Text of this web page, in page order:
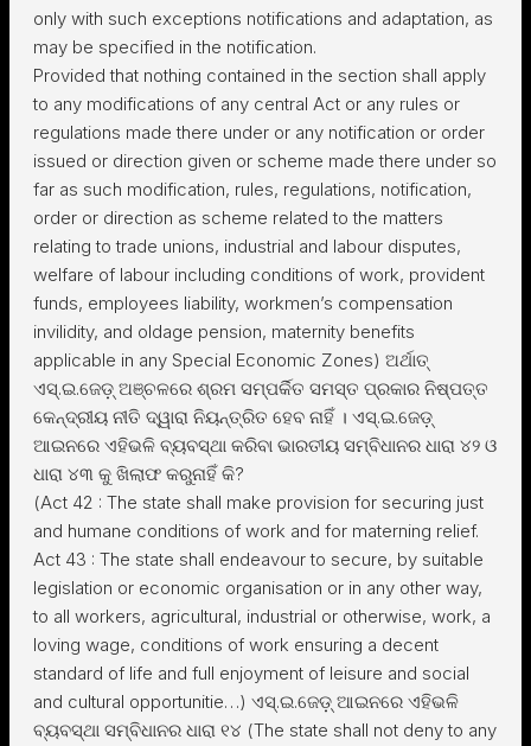
only with such exceptions notifications and adaptation, as
may be specified in the notification.
Provided that nothing contained in the section shall apply
to any modifications of any central Act or any rules or
regulations made there under or any notification or order
issued or direction given or scheme made there under so
far as such modification, rules, regulations, notification,
order or direction as scheme related to the matters
relating to trade unions, industrial and labour disputes,
welfare of labour including conditions of work, provident
funds, employees liability, workmen’s compensation
invilidity, and oldage pension, maternity benefits
applicable in any Special Economic Zones) ଅର୍ଥାତ୍
ଏସ୍.ଇ.ଜେଡ଼୍ ଅଞ୍ଚଳରେ ଶ୍ରମ ସମ୍ପର୍କିତ ସମସ୍ତ ପ୍ରକାର ନିଷ୍ପତ୍ତ
କେନ୍ଦ୍ରୀୟ ନୀତି ଦ୍ୱାରା ନିୟନ୍ତ୍ରିତ ହେବ ନାହିଁ । ଏସ୍.ଇ.ଜେଡ଼୍
ଆଇନରେ ଏହିଭଳି ବ୍ୟବସ୍ଥା କରିବା ଭାରତୀୟ ସମ୍ବିଧାନର ଧାରା ୪୨ ଓ
ଧାରା ୪୩ କୁ ଖିଲାଫ କରୁନାହିଁ କି?
(Act 42 : The state shall make provision for securing just
and humane conditions of work and for materning relief.
Act 43 : The state shall endeavour to secure, by suitable
legislation or economic organisation or in any other way,
to all workers, agricultural, industrial or otherwise, work, a
loving wage, conditions of work ensuring a decent
standard of life and full enjoyment of leisure and social
and cultural opportunitie…) ଏସ୍.ଇ.ଜେଡ଼୍ ଆଇନରେ ଏହିଭଳି
ବ୍ୟବସ୍ଥା ସମ୍ବିଧାନର ଧାରା ୧୪ (The state shall not deny to any